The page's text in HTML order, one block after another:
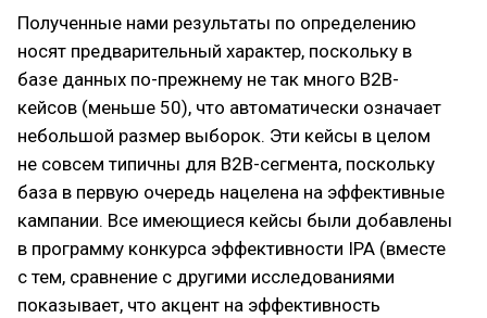
Полученные нами результаты по определению
носят предварительный характер, поскольку в
базе данных по-прежнему не так много В2В-
кейсов (меньше 50), что автоматически означает
небольшой размер выборок. Эти кейсы в целом
не совсем типичны для В2В-сегмента, поскольку
база в первую очередь нацелена на эффективные
кампании. Все имеющиеся кейсы были добавлены
в программу конкурса эффективности IPA (вместе
с тем, сравнение с другими исследованиями
показывает, что акцент на эффективность